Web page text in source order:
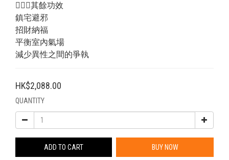
💁🏻‍♂️其餘功效
鎮宅避邪
招財納福
平衡室內氣場
減少異性之間的爭執
HK$2,088.00
QUANTITY
ADD TO CART BUY NOW